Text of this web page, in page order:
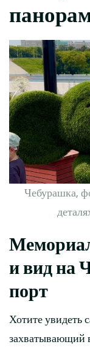
Чебурашка,
и вид на
порт
Хотите увидеть
захватывающий